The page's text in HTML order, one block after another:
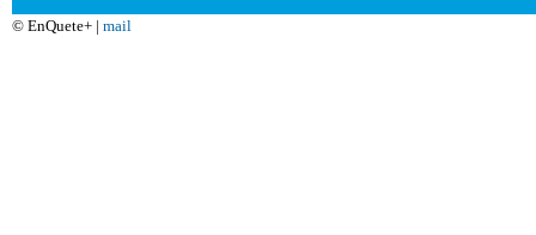
© EnQuete+ | mail